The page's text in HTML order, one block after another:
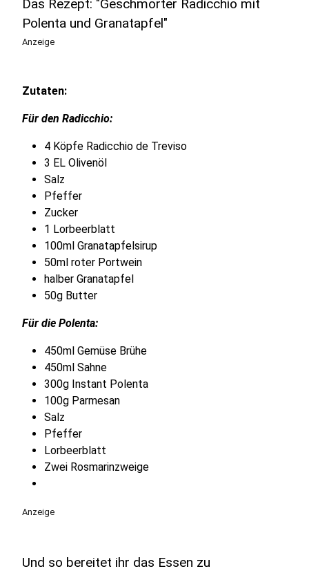
Das Rezept: "Geschmorter Radicchio mit
Polenta und Granatapfel"
Anzeige
Zutaten:
Für den Radicchio:
4 Köpfe Radicchio de Treviso
3 EL Olivenöl
Salz
Pfeffer
Zucker
1 Lorbeerblatt
100ml Granatapfelsirup
50ml roter Portwein
halber Granatapfel
50g Butter
Für die Polenta:
450ml Gemüse Brühe
450ml Sahne
300g Instant Polenta
100g Parmesan
Salz
Pfeffer
Lorbeerblatt
Zwei Rosmarinzweige
Anzeige
Und so bereitet ihr das Essen zu